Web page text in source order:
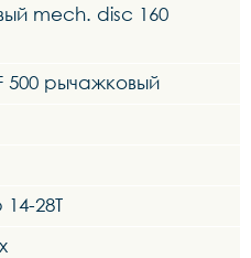
mech. disc 160
500 рычажковый
28T